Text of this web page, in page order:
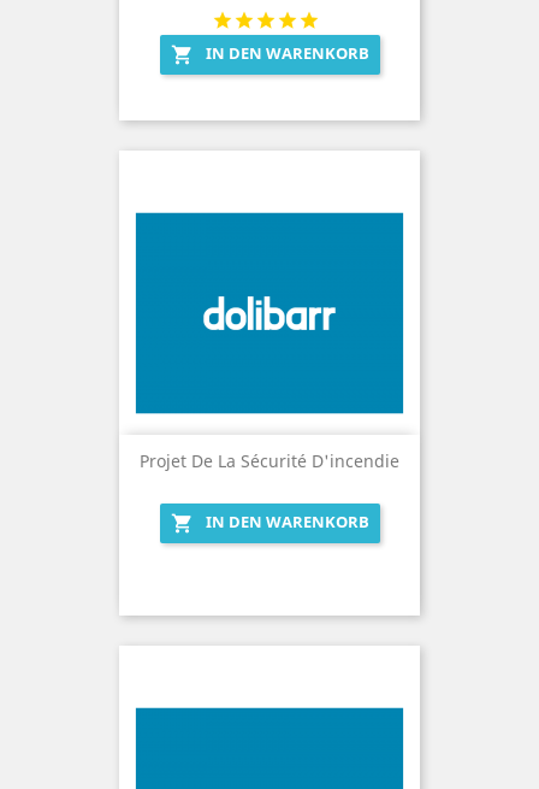
 IN DEN WARENKORB
Projet De La Sécurité D'incendie
 IN DEN WARENKORB